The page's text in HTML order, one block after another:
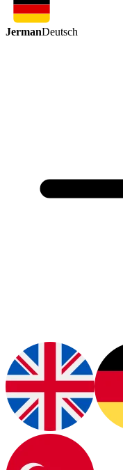
JermanDeutsch